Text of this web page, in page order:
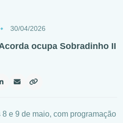
30/04/2026
ocupa Sobradinho II
e 9 de maio, com programação